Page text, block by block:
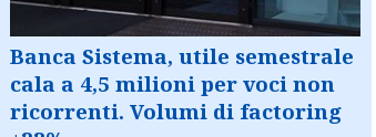
Banca Sistema, utile semestrale
cala a 4,5 milioni per voci non
ricorrenti. Volumi di factoring